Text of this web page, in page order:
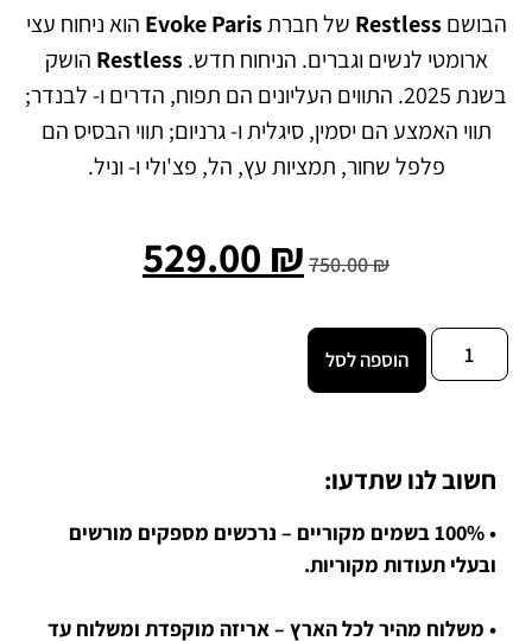
הבושםRestless של חברתEvoke Paris הוא ניחוח עצי
ארומטי לנשים וגברים. הניחוח חדש.Restless הושק
בשנת 2025. התווים העליונים הם תפוח, הדרים ו- לבנדר;
תווי האמצע הם יסמין, סיגלית ו- גרניום; תווי הבסיס הם
פלפל שחור, תמציות עץ, הל, פצ'ולי ו- וניל.
750.00₪
529.00 ₪
הוספה לסל
חשוב לנו שתדעו:
• 100% בשמים מקוריים – נרכשים מספקים מורשים
ובעלי תעודות מקוריות.
• משלוח מהיר לכל הארץ – אריזה מוקפדת ומשלוח עד